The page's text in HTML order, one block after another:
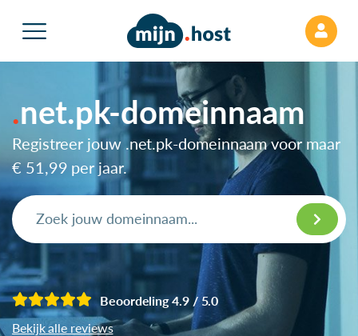
net.pk-domeinnaam
Registreer jouw .net.pk-domeinnaam voor maar
€ 51,99 per jaar.
Beoordeling 4.9 / 5.0
Bekijk alle reviews